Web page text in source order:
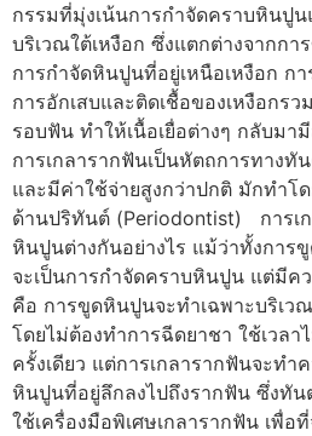
กรรมที่มุ่งเน้นการกำจัดคราบหินปู
บริเวณใต้เหงือก ซึ่งแตกต่างจากก
การกำจัดหินปูนที่อยู่เหนือเหงือก ก
การอักเสบและติดเชื้อของเหงือกร
รอบฟัน ทำให้เนื้อเยื่อต่างๆ กลับมา
การเกลารากฟันเป็นหัตถการทาง
และมีค่าใช้จ่ายสูงกว่าปกติ มักทำโ
ด้านปริทันต์ (Periodontist) การเ
หินปูนต่างกันอย่างไร แม้ว่าทั้งการ
จะเป็นการกำจัดคราบหินปูน แต่มีค
คือ การขูดหินปูนจะทำเฉพาะบริเว
โดยไม่ต้องทำการฉีดยาชา ใช้เวลา
ครั้งเดียว แต่การเกลารากฟันจะท
หินปูนที่อยู่ลึกลงไปถึงรากฟัน ซึ่งทั
ใช้เครื่องมือพิเศษเกลารากฟัน เพื่อ